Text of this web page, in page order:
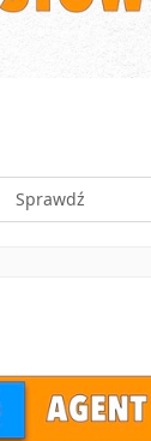
Sprawdź